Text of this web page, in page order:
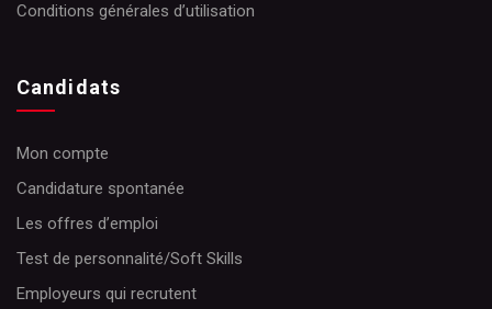
Conditions générales d’utilisation
Candidats
Mon compte
Candidature spontanée
Les offres d’emploi
Test de personnalité/Soft Skills
Employeurs qui recrutent